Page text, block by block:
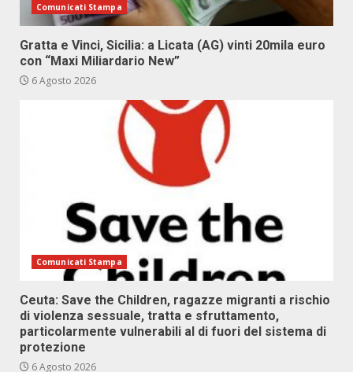
Comunicati Stampa
Gratta e Vinci, Sicilia: a Licata (AG) vinti 20mila euro
con “Maxi Miliardario New”
6 Agosto 2026
Comunicati Stampa
Ceuta: Save the Children, ragazze migranti a rischio
di violenza sessuale, tratta e sfruttamento,
particolarmente vulnerabili al di fuori del sistema di
protezione
6 Agosto 2026